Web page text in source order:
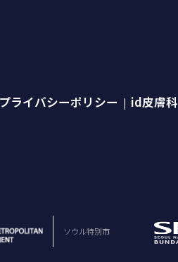
イバシーポリシー | id皮膚科
ソウル特別市